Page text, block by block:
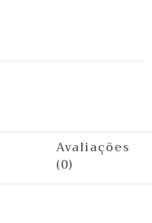
Avaliações
(0)